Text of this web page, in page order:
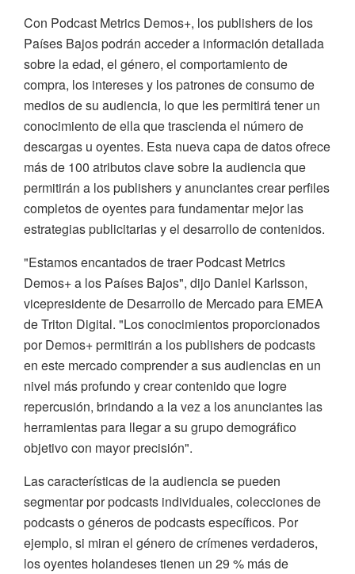
Con Podcast Metrics Demos+, los publishers de los
Países Bajos podrán acceder a información detallada
sobre la edad, el género, el comportamiento de
compra, los intereses y los patrones de consumo de
medios de su audiencia, lo que les permitirá tener un
conocimiento de ella que trascienda el número de
descargas u oyentes. Esta nueva capa de datos ofrece
más de 100 atributos clave sobre la audiencia que
permitirán a los publishers y anunciantes crear perfiles
completos de oyentes para fundamentar mejor las
estrategias publicitarias y el desarrollo de contenidos.
"Estamos encantados de traer Podcast Metrics
Demos+ a los Países Bajos", dijo Daniel Karlsson,
vicepresidente de Desarrollo de Mercado para EMEA
de Triton Digital. "Los conocimientos proporcionados
por Demos+ permitirán a los publishers de podcasts
en este mercado comprender a sus audiencias en un
nivel más profundo y crear contenido que logre
repercusión, brindando a la vez a los anunciantes las
herramientas para llegar a su grupo demográfico
objetivo con mayor precisión".
Las características de la audiencia se pueden
segmentar por podcasts individuales, colecciones de
podcasts o géneros de podcasts específicos. Por
ejemplo, si miran el género de crímenes verdaderos,
los oyentes holandeses tienen un 29 % más de